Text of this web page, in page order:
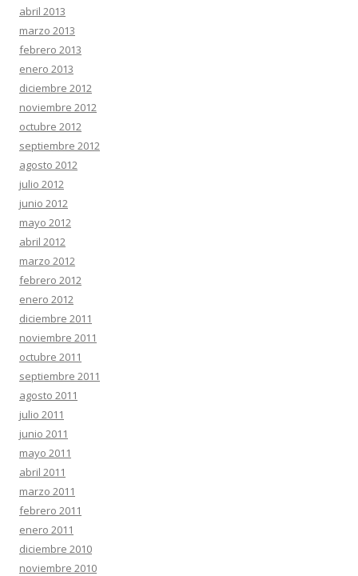
abril 2013
marzo 2013
febrero 2013
enero 2013
diciembre 2012
noviembre 2012
octubre 2012
septiembre 2012
agosto 2012
julio 2012
junio 2012
mayo 2012
abril 2012
marzo 2012
febrero 2012
enero 2012
diciembre 2011
noviembre 2011
octubre 2011
septiembre 2011
agosto 2011
julio 2011
junio 2011
mayo 2011
abril 2011
marzo 2011
febrero 2011
enero 2011
diciembre 2010
noviembre 2010